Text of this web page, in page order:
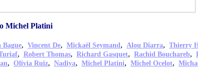
Michel Platini
Bague, Vincent De, Mickaël Seymand, Alou Diarra, Thierry
, Robert Thomas, Richard Gasquet, Rachid Bouchareb,
, Olivia Ruiz, Nadiya, Michel Platini, Michel Ocelot,